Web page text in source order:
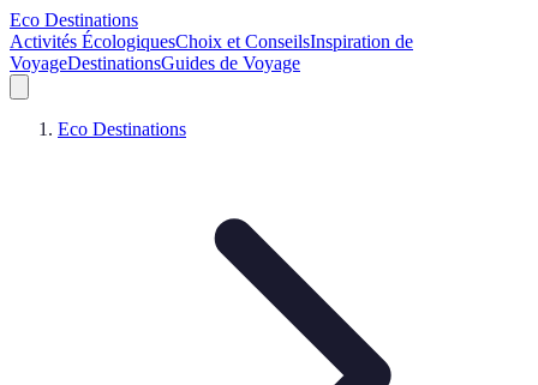
Eco Destinations
Activités ÉcologiquesChoix et ConseilsInspiration de
VoyageDestinationsGuides de Voyage
Eco Destinations